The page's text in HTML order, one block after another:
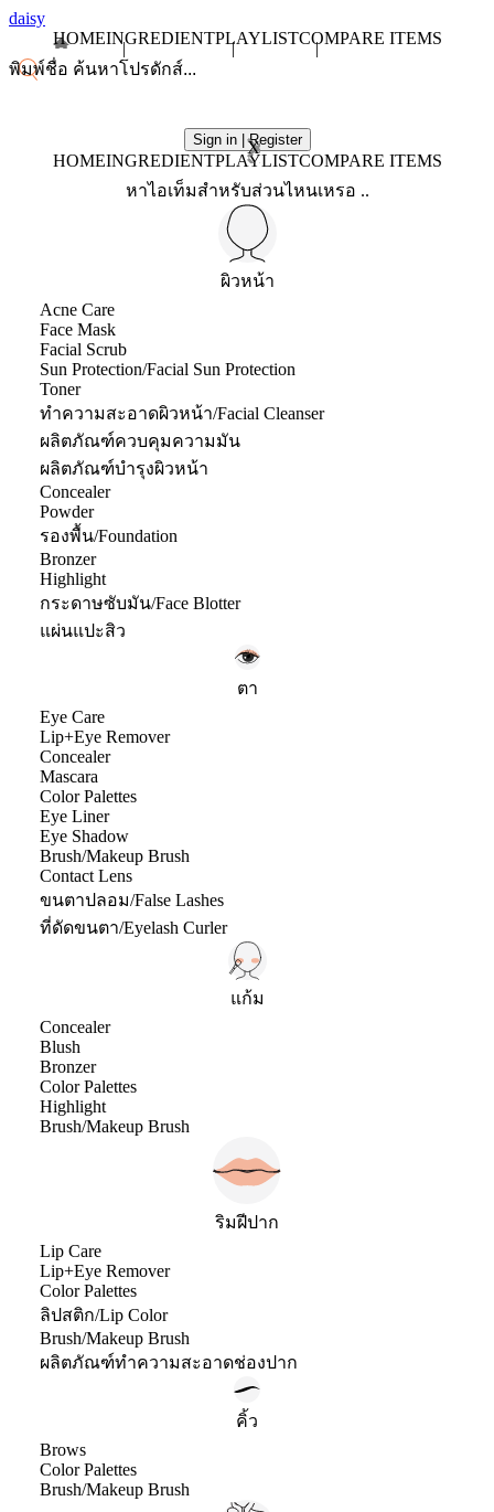
daisy
HOMEINGREDIENTPLAYLISTCOMPARE ITEMS
Sign in | Register
X
HOMEINGREDIENTPLAYLISTCOMPARE ITEMS
หาไอเท็มสำหรับส่วนไหนเหรอ ..
ผิวหน้า
Acne Care
Face Mask
Facial Scrub
Sun Protection/Facial Sun Protection
Toner
ทำความสะอาดผิวหน้า/Facial Cleanser
ผลิตภัณฑ์ควบคุมความมัน
ผลิตภัณฑ์บำรุงผิวหน้า
Concealer
Powder
รองพื้น/Foundation
Bronzer
Highlight
กระดาษซับมัน/Face Blotter
แผ่นแปะสิว
ตา
Eye Care
Lip+Eye Remover
Concealer
Mascara
Color Palettes
Eye Liner
Eye Shadow
Brush/Makeup Brush
Contact Lens
ขนตาปลอม/False Lashes
ที่ดัดขนตา/Eyelash Curler
แก้ม
Concealer
Blush
Bronzer
Color Palettes
Highlight
Brush/Makeup Brush
ริมฝีปาก
Lip Care
Lip+Eye Remover
Color Palettes
ลิปสติก/Lip Color
Brush/Makeup Brush
ผลิตภัณฑ์ทำความสะอาดช่องปาก
คิ้ว
Brows
Color Palettes
Brush/Makeup Brush